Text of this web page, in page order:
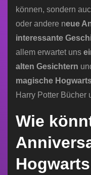
können, sondern
oder andere neue
interessante
allem erwartet uns
alten Gesichtern
magische
Harry Potter Bücher
Wie